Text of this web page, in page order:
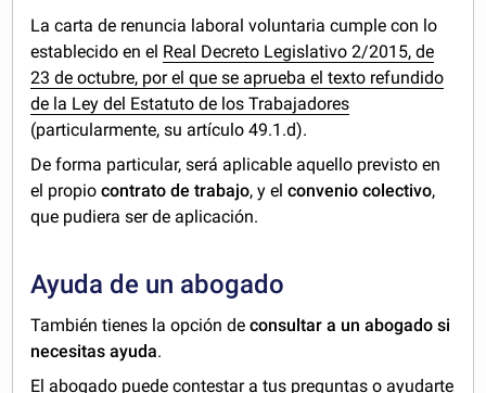
La carta de renuncia laboral voluntaria cumple con lo
establecido en el Real Decreto Legislativo 2/2015, de
23 de octubre, por el que se aprueba el texto refundido
de la Ley del Estatuto de los Trabajadores
(particularmente, su artículo 49.1.d).
De forma particular, será aplicable aquello previsto en
el propiocontrato de trabajo, y elconvenio colectivo,
que pudiera ser de aplicación.
Ayuda de un abogado
También tienes la opción deconsultar a un abogado si
necesitas ayuda.
El abogado puede contestar a tus preguntas o ayudarte